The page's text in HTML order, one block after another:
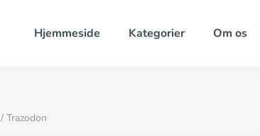
Hjemmeside Kategorier Om os
/ Trazodon